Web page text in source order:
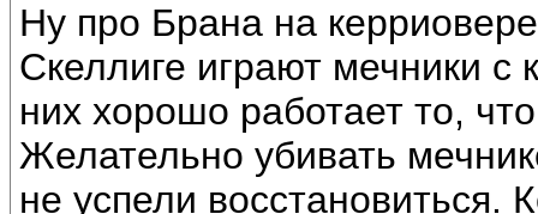
Ну про Брана на
Скеллиге играют мечники
них хорошо работает то,
Желательно убивать
не успели